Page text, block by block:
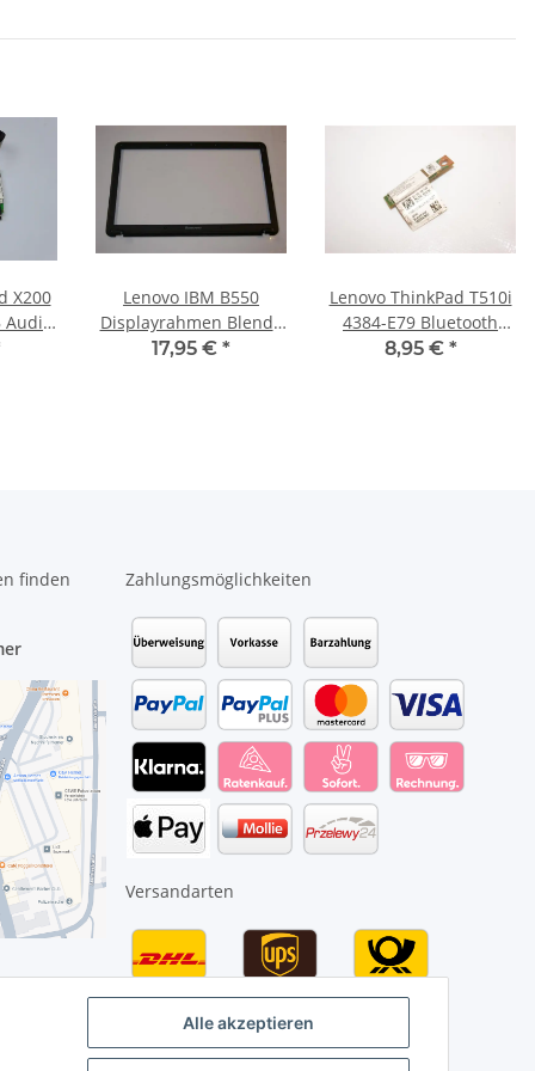
Alle akzeptieren
X200
Audio
Lenovo IBM B550
Displayrahmen Blende
Bezel
17,95 € *
Lenovo ThinkPad T510i
4384-E79 Bluetooth
Modul 60Y3199 #2703
8,95 € *
finden Zahlungsmöglichkeiten
Versandarten